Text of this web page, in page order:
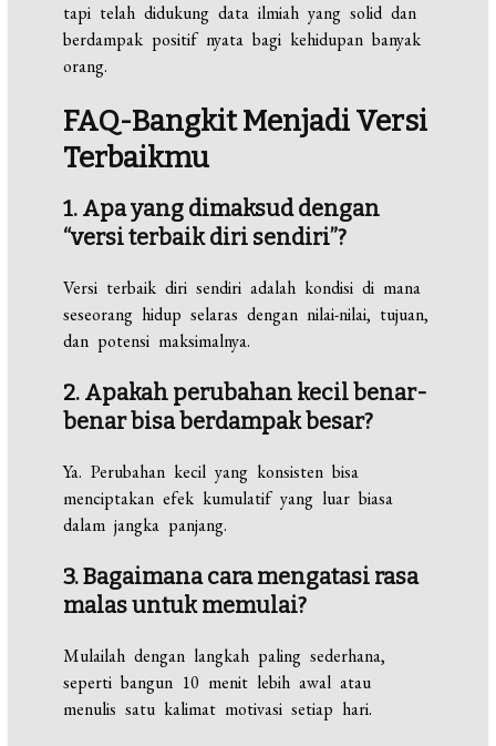
tapi telah didukung data ilmiah yang solid dan
berdampak positif nyata bagi kehidupan banyak
orang.
FAQ-Bangkit Menjadi Versi
Terbaikmu
1. Apa yang dimaksud dengan
“versi terbaik diri sendiri”?
Versi terbaik diri sendiri adalah kondisi di mana
seseorang hidup selaras dengan nilai-nilai, tujuan,
dan potensi maksimalnya.
2. Apakah perubahan kecil benar-
benar bisa berdampak besar?
Ya. Perubahan kecil yang konsisten bisa
menciptakan efek kumulatif yang luar biasa
dalam jangka panjang.
3. Bagaimana cara mengatasi rasa
malas untuk memulai?
Mulailah dengan langkah paling sederhana,
seperti bangun 10 menit lebih awal atau
menulis satu kalimat motivasi setiap hari.